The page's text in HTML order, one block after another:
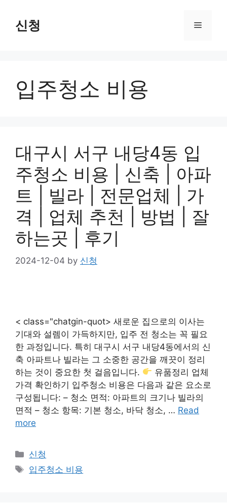
content신청 Menu
입주청소 비용
대구시 서구 내당4동 입
주청소 비용 | 신축 | 아파
트 | 빌라 | 전문업체 | 가
격 | 업체 추천 | 방법 | 잘
하는곳 | 후기
2024-12-04 by 신청
< class="chatgin-quot> 새로운 집으로의 이사는
기대와 설렘이 가득하지만, 입주 전 청소는 꼭 필요
한 과정입니다. 특히 대구시 서구 내당4동에서의 신
축 아파트나 빌라는 그 소중한 공간을 깨끗이 정리
하는 것이 중요한 첫 걸음입니다.
유품정리 업체
가격 확인하기 입주청소 비용은 다음과 같은 요소로
구성됩니다: – 청소 면적: 아파트의 크기나 빌라의
면적 – 청소 항목: 기본 청소, 바닥 청소, … Read
more
Categories
신청
Tags
입주청소 비용